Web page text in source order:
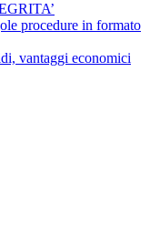
procedure in formato
vantaggi economici